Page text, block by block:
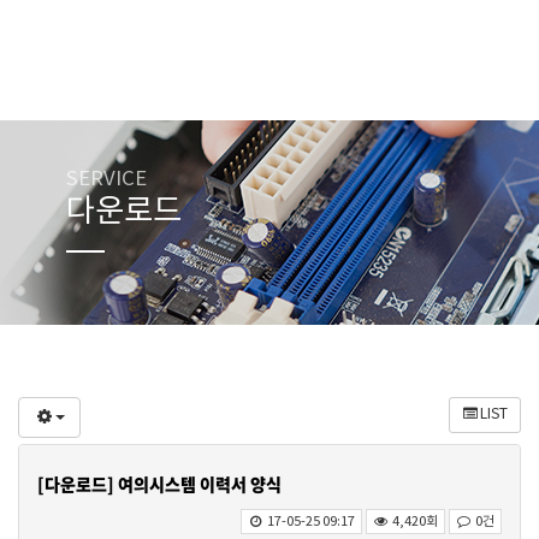
SERVICE
다운로드
LIST
[다운로드] 여의시스템 이력서 양식
17-05-25 09:17 4,420회 0건